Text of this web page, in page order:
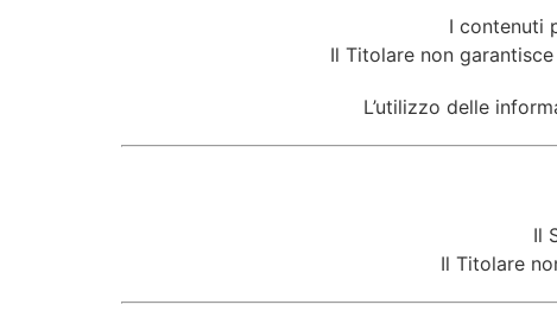
I contenuti
Il Titolare non
L’utilizzo delle
Il
Il Titolare